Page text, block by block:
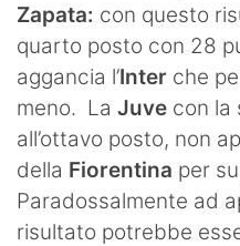
Zapata: con questo
quarto posto con 28
aggancia l’Inter che
meno. La Juve con la
all’ottavo posto, non
della Fiorentina per
Paradossalmente ad
risultato potrebbe